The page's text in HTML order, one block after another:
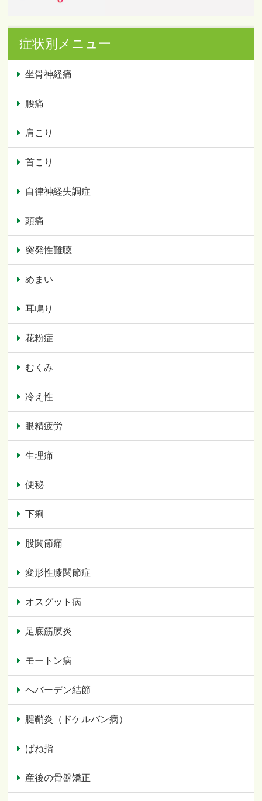
症状別メニュー
坐骨神経痛
腰痛
肩こり
首こり
自律神経失調症
頭痛
突発性難聴
めまい
耳鳴り
花粉症
むくみ
冷え性
眼精疲労
生理痛
便秘
下痢
股関節痛
変形性膝関節症
オスグット病
足底筋膜炎
モートン病
へバーデン結節
腱鞘炎（ドケルバン病）
ばね指
産後の骨盤矯正